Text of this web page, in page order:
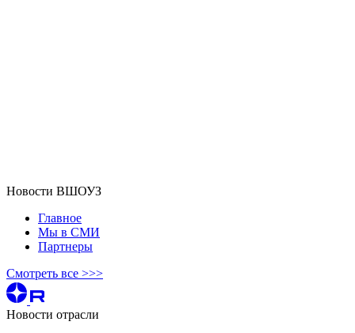
Новости ВШОУЗ
Главное
Мы в СМИ
Партнеры
Смотреть все >>>
Новости отрасли